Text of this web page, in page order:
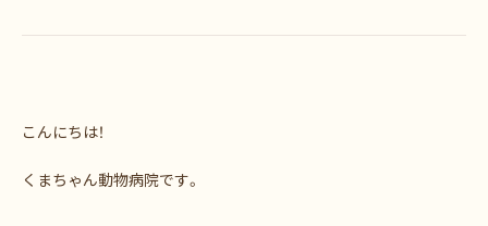
こんにちは！
くまちゃん動物病院です。